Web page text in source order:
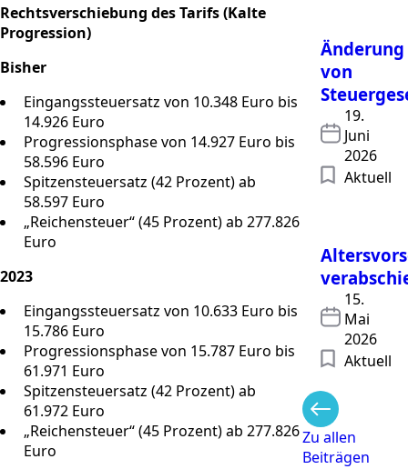
Rechtsverschiebung des Tarifs (Kalte
Progression)
Bisher
Eingangssteuersatz von 10.348 Euro bis
14.926 Euro
Progressionsphase von 14.927 Euro bis
58.596 Euro
Spitzensteuersatz (42 Prozent) ab
58.597 Euro
„Reichensteuer“ (45 Prozent) ab 277.826
Euro
2023
Eingangssteuersatz von 10.633 Euro bis
15.786 Euro
Progressionsphase von 15.787 Euro bis
61.971 Euro
Spitzensteuersatz (42 Prozent) ab
61.972 Euro
„Reichensteuer“ (45 Prozent) ab 277.826
Euro
Änderung
von
19.
Juni
2026
Aktuell
15.
Mai
2026
Aktuell
Zu allen
Beiträgen